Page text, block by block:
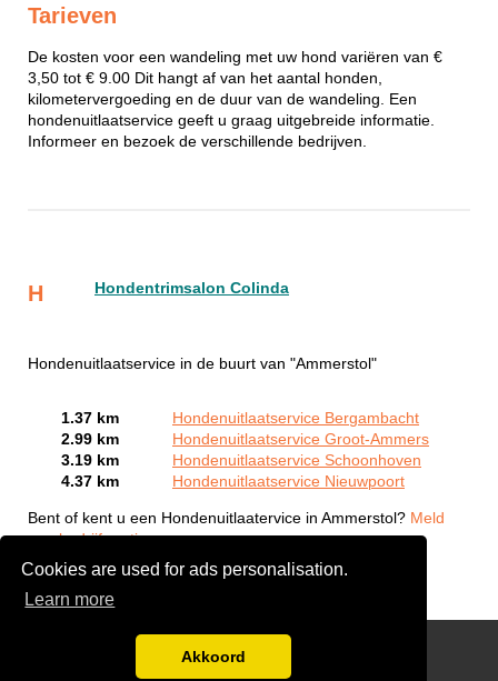
Cookies are used for ads personalisation.
Learn more
Akkoord
Tarieven
De kosten voor een wandeling met uw hond variëren van €
3,50 tot € 9.00 Dit hangt af van het aantal honden,
kilometervergoeding en de duur van de wandeling. Een
hondenuitlaatservice geeft u graag uitgebreide informatie.
Informeer en bezoek de verschillende bedrijven.
H Hondentrimsalon Colinda
Hondenuitlaatservice in de buurt van "Ammerstol"
1.37 km
Hondenuitlaatservice Bergambacht
2.99 km
Hondenuitlaatservice Groot-Ammers
3.19 km
Hondenuitlaatservice Schoonhoven
4.37 km
Hondenuitlaatservice Nieuwpoort
Bent of kent u een Hondenuitlaatervice in Ammerstol? Meld
een bedrijf gratis aan